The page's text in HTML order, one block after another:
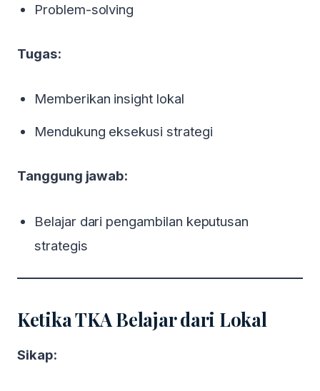
Problem-solving
Tugas:
Memberikan insight lokal
Mendukung eksekusi strategi
Tanggung jawab:
Belajar dari pengambilan keputusan
strategis
Ketika TKA Belajar dari Lokal
Sikap: